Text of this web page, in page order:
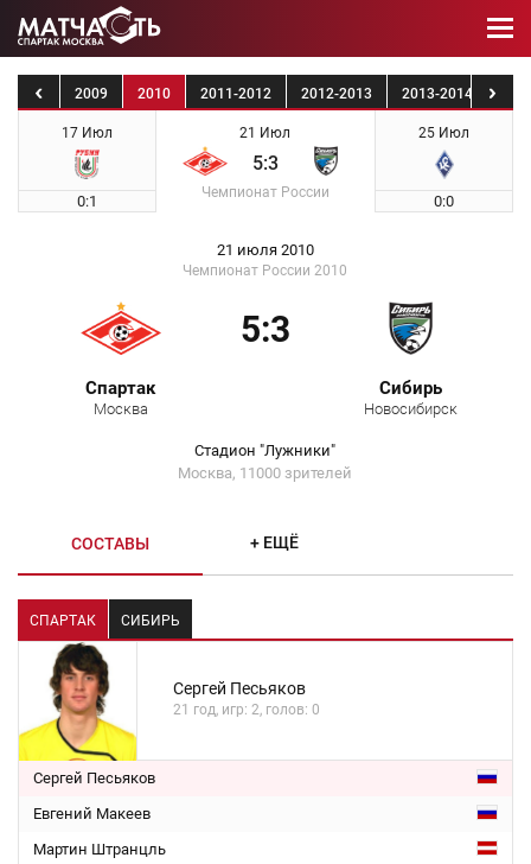
2008 2009 2010 2011-2012 2012-2013 2013-2014
17 Июл
0:1
21 Июл
5:3
Чемпионат России
25 Июл
0:0
21 июля 2010
Чемпионат России 2010
Спартак
Москва
5:3
Сибирь
Новосибирск
Стадион "Лужники"
Москва, 11000 зрителей
СОСТАВЫ + ЕЩЁ
СПАРТАК СИБИРЬ
Сергей Песьяков
21 год, игр: 2, голов: 0
Сергей Песьяков
Евгений Макеев
Мартин Штранцль